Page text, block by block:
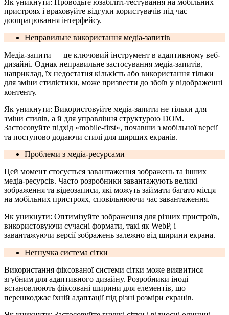
пристроях і враховуйте відгуки користувачів під час
доопрацювання інтерфейсу.
Неправильне використання медіа-запитів
Медіа-запити — це ключовий інструмент в адаптивному веб-
дизайні. Однак неправильне застосування медіа-запитів,
наприклад, їх недостатня кількість або використання тільки
для зміни стилістики, може призвести до збоїв у відображенні
контенту.
Як уникнути: Використовуйте медіа-запити не тільки для
зміни стилів, а й для управління структурою DOM.
Застосовуйте підхід «mobile-first», почавши з мобільної версії
та поступово додаючи стилі для ширших екранів.
Проблеми з медіа-ресурсами
Цей момент стосується завантаження зображень та інших
медіа-ресурсів. Часто розробники завантажують великі
зображення та відеозаписи, які можуть займати багато місця
на мобільних пристроях, сповільнюючи час завантаження.
Як уникнути: Оптимізуйте зображення для різних пристроїв,
використовуючи сучасні формати, такі як WebP, і
завантажуючи версії зображень залежно від ширини екрана.
Негнучка система сітки
Використання фіксованої системи сітки може виявитися
згубним для адаптивного дизайну. Розробники іноді
встановлюють фіксовані ширини для елементів, що
перешкоджає їхній адаптації під різні розміри екранів.